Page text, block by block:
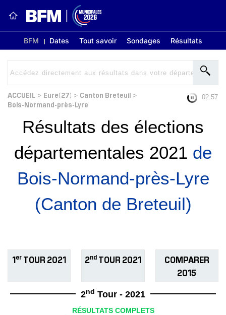
BFM Dates Tout savoir Sondages Résultats
ACCUEIL > Eure(27) > Canton Breteuil >
Bois-Normand-près-Lyre
02:56
Résultats des élections
départementales 2021 de
Bois-Normand-près-Lyre
(Canton de Breteuil)
1er TOUR 2021 2ndTOUR 2021
COMPARER
2015
2nd Tour - 2021
RÉSULTATS COMPLETS